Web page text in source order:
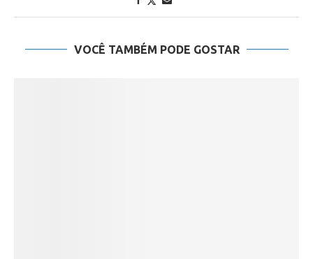
VOCÊ TAMBÉM PODE GOSTAR